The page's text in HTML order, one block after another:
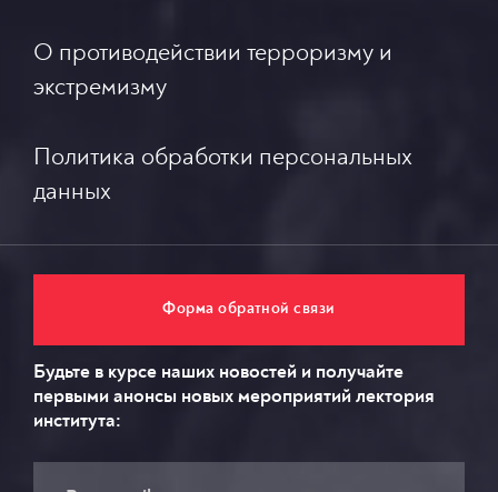
О противодействии терроризму и
экстремизму
Политика обработки персональных
данных
Форма обратной связи
Будьте в курсе наших новостей и получайте
первыми анонсы новых мероприятий лектория
института: